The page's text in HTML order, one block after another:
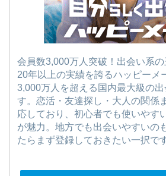
会員数3,000万人突破！出会い系の
20年以上の実績を誇るハッピーメ
3,000万人を超える国内最大級の
す。恋活・友達探し・大人の関係
応しており、初心者でも使いやす
が魅力。地方でも出会いやすいの
たらまず登録しておきたい一択で